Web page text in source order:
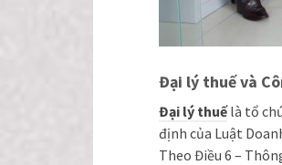
Đại lý thuế và
Đại lý thuếlà tổ
định của Luật
Theo Điều 6 –